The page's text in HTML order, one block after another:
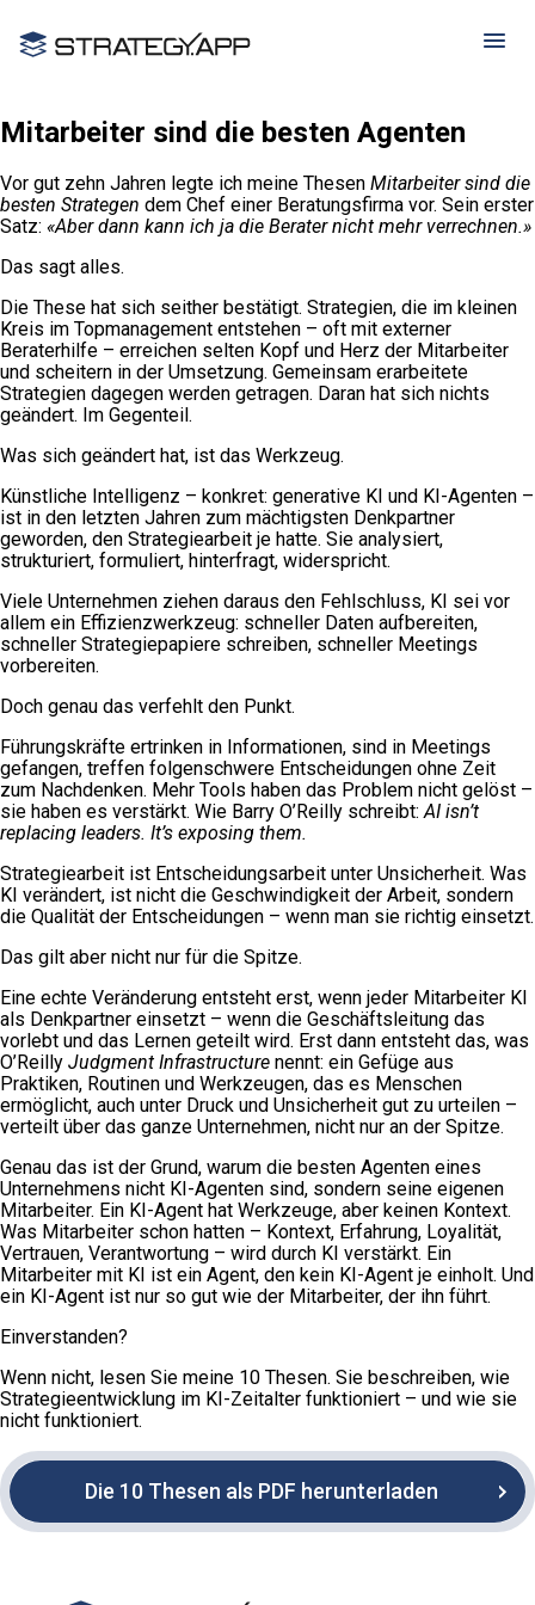
Mitarbeiter sind die besten Agenten
Vor gut zehn Jahren legte ich meine Thesen Mitarbeiter sind die
besten Strategen dem Chef einer Beratungsfirma vor. Sein erster
Satz: «Aber dann kann ich ja die Berater nicht mehr verrechnen.»
Das sagt alles.
Die These hat sich seither bestätigt. Strategien, die im kleinen
Kreis im Topmanagement entstehen – oft mit externer
Beraterhilfe – erreichen selten Kopf und Herz der Mitarbeiter
und scheitern in der Umsetzung. Gemeinsam erarbeitete
Strategien dagegen werden getragen. Daran hat sich nichts
geändert. Im Gegenteil.
Was sich geändert hat, ist das Werkzeug.
Künstliche Intelligenz – konkret: generative KI und KI-Agenten –
ist in den letzten Jahren zum mächtigsten Denkpartner
geworden, den Strategiearbeit je hatte. Sie analysiert,
strukturiert, formuliert, hinterfragt, widerspricht.
Viele Unternehmen ziehen daraus den Fehlschluss, KI sei vor
allem ein Effizienzwerkzeug: schneller Daten aufbereiten,
schneller Strategiepapiere schreiben, schneller Meetings
vorbereiten.
Doch genau das verfehlt den Punkt.
Führungskräfte ertrinken in Informationen, sind in Meetings
gefangen, treffen folgenschwere Entscheidungen ohne Zeit
zum Nachdenken. Mehr Tools haben das Problem nicht gelöst –
sie haben es verstärkt. Wie Barry O’Reilly schreibt:AI isn’t
replacing leaders. It’s exposing them.
Strategiearbeit ist Entscheidungsarbeit unter Unsicherheit. Was
KI verändert, ist nicht die Geschwindigkeit der Arbeit, sondern
die Qualität der Entscheidungen – wenn man sie richtig einsetzt.
Das gilt aber nicht nur für die Spitze.
Eine echte Veränderung entsteht erst, wenn jeder Mitarbeiter KI
als Denkpartner einsetzt – wenn die Geschäftsleitung das
vorlebt und das Lernen geteilt wird. Erst dann entsteht das, was
O’Reilly Judgment Infrastructure nennt: ein Gefüge aus
Praktiken, Routinen und Werkzeugen, das es Menschen
ermöglicht, auch unter Druck und Unsicherheit gut zu urteilen –
verteilt über das ganze Unternehmen, nicht nur an der Spitze.
Genau das ist der Grund, warum die besten Agenten eines
Unternehmens nicht KI-Agenten sind, sondern seine eigenen
Mitarbeiter. Ein KI-Agent hat Werkzeuge, aber keinen Kontext.
Was Mitarbeiter schon hatten – Kontext, Erfahrung, Loyalität,
Vertrauen, Verantwortung – wird durch KI verstärkt. Ein
Mitarbeiter mit KI ist ein Agent, den kein KI-Agent je einholt. Und
ein KI-Agent ist nur so gut wie der Mitarbeiter, der ihn führt.
Einverstanden?
Wenn nicht, lesen Sie meine 10 Thesen. Sie beschreiben, wie
Strategieentwicklung im KI-Zeitalter funktioniert – und wie sie
nicht funktioniert.
Die 10 Thesen als PDF herunterladen